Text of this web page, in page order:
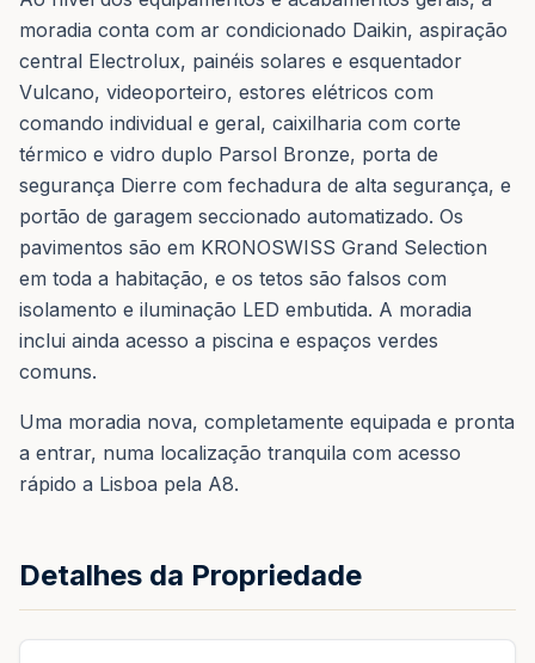
moradia conta com ar condicionado Daikin, aspiração
central Electrolux, painéis solares e esquentador
Vulcano, videoporteiro, estores elétricos com
comando individual e geral, caixilharia com corte
térmico e vidro duplo Parsol Bronze, porta de
segurança Dierre com fechadura de alta segurança, e
portão de garagem seccionado automatizado. Os
pavimentos são em KRONOSWISS Grand Selection
em toda a habitação, e os tetos são falsos com
isolamento e iluminação LED embutida. A moradia
inclui ainda acesso a piscina e espaços verdes
comuns.
Uma moradia nova, completamente equipada e pronta
a entrar, numa localização tranquila com acesso
rápido a Lisboa pela A8.
Detalhes da Propriedade